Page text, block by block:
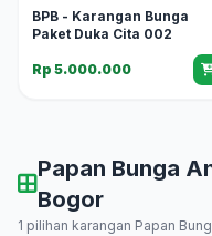
BPB - Karangan Bunga
Paket Duka Cita 002
Rp 5.000.000
Papan Bunga
Bogor
1 pilihan karangan Papan